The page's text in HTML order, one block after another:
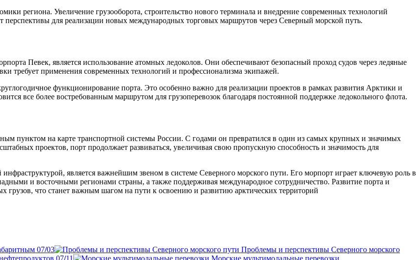
региона. Увеличение грузооборота, строительство нового терминала и внедрение современных технологий
перспективы для реализации новых международных торговых маршрутов через Северный морской путь.
Певек, является использование атомных ледоколов. Они обеспечивают безопасный проход судов через ледяные
требует применения современных технологий и профессионализма экипажей.
функционирование порта. Это особенно важно для реализации проектов в рамках развития Арктики и
все более востребованным маршрутом для грузоперевозок благодаря постоянной поддержке ледокольного флота.
пунктом на карте транспортной системы России. С годами он превратился в один из самых крупных и значимых
проектов, порт продолжает развиваться, увеличивая свою пропускную способность и значимость для
является важнейшим звеном в системе Северного морского пути. Его морпорт играет ключевую роль в
и восточными регионами страны, а также поддерживая международное сотрудничество. Развитие порта и
грузов, что станет важным шагом на пути к освоению и развитию арктических территорий
07/03
Проблемы и перспективы Северного морского
07/11
Морские мультимодальные перевозки